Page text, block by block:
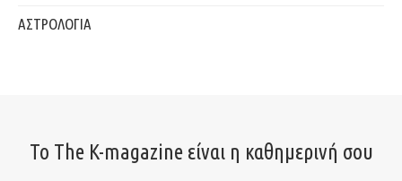
ΑΣΤΡΟΛΟΓΙΑ
Το The K-magazine είναι η καθημερινή σου